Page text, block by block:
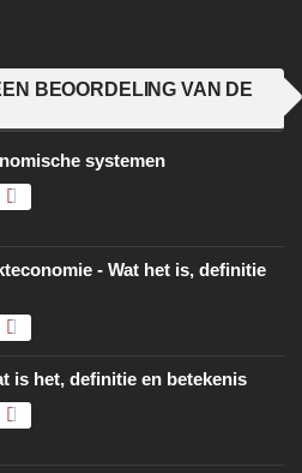
BEOORDELING VAN DE
systemen
- Wat het is, definitie
is het, definitie en betekenis